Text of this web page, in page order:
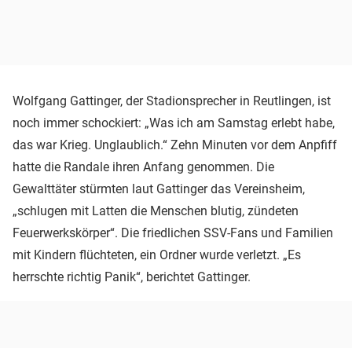
Wolfgang Gattinger, der Stadionsprecher in Reutlingen, ist
noch immer schockiert: „Was ich am Samstag erlebt habe,
das war Krieg. Unglaublich.“ Zehn Minuten vor dem Anpfiff
hatte die Randale ihren Anfang genommen. Die
Gewalttäter stürmten laut Gattinger das Vereinsheim,
„schlugen mit Latten die Menschen blutig, zündeten
Feuerwerkskörper“. Die friedlichen SSV-Fans und Familien
mit Kindern flüchteten, ein Ordner wurde verletzt. „Es
herrschte richtig Panik“, berichtet Gattinger.